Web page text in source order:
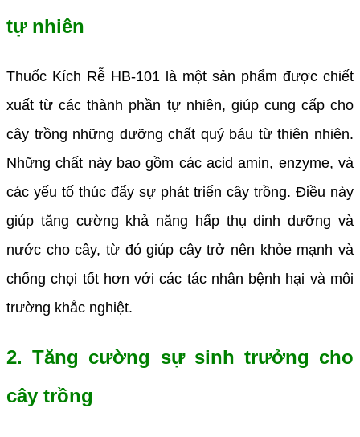
tự nhiên
Thuốc Kích Rễ HB-101 là một sản phẩm được chiết
xuất từ các thành phần tự nhiên, giúp cung cấp cho
cây trồng những dưỡng chất quý báu từ thiên nhiên.
Những chất này bao gồm các acid amin, enzyme, và
các yếu tố thúc đẩy sự phát triển cây trồng. Điều này
giúp tăng cường khả năng hấp thụ dinh dưỡng và
nước cho cây, từ đó giúp cây trở nên khỏe mạnh và
chống chọi tốt hơn với các tác nhân bệnh hại và môi
trường khắc nghiệt.
2. Tăng cường sự sinh trưởng cho
cây trồng